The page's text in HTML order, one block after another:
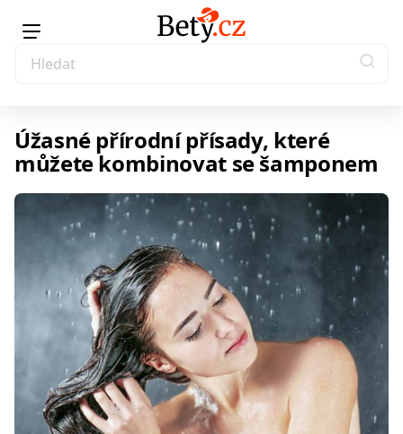
Úžasné přírodní přísady, které
můžete kombinovat se šamponem